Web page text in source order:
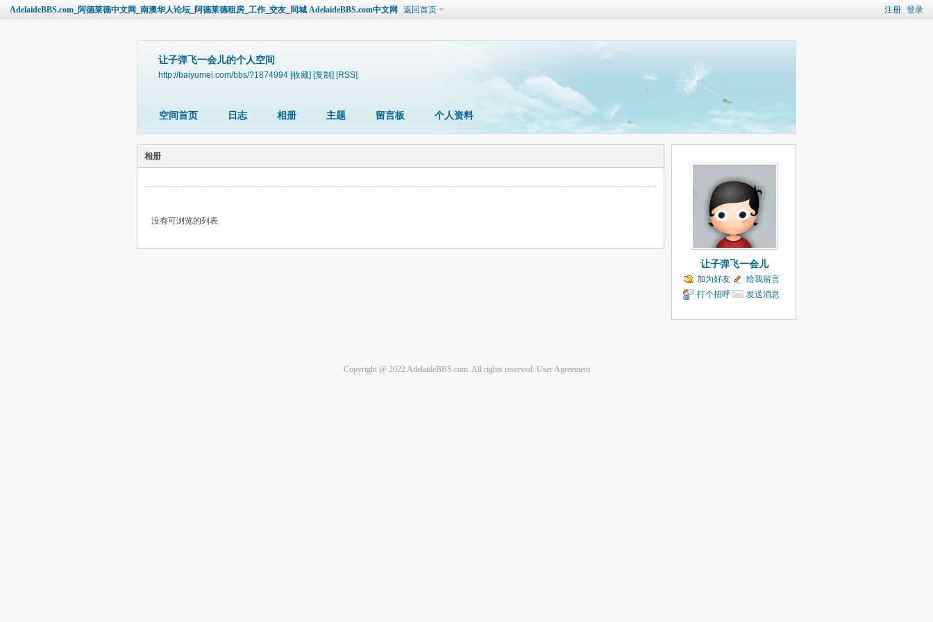
注册 登录
AdelaideBBS.com_阿德莱德中文网_南澳华人论坛_阿德莱德租房_工作_交友_同城 AdelaideBBS.com中文网 返回首页
让子弹飞一会儿的个人空间
http://baiyumei.com/bbs/?1874994 [收藏] [复制] [RSS]
空间首页 日志 相册 主题 留言板 个人资料
相册
没有可浏览的列表
让子弹飞一会儿
加为好友
给我留言
打个招呼
发送消息
Copyright @ 2022 AdelaideBBS.com. All rights reserved. User Agreement